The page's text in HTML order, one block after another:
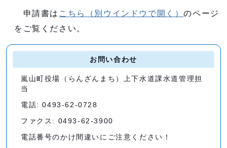
申請書は こちら （別ウインドウで開く）のページ
をご覧ください。
お問い合わせ
嵐山町役場（らんざんまち）上下水道課水道管理担
当
電話: 0493-62-0728
ファクス: 0493-62-3900
電話番号のかけ間違いにご注意ください！